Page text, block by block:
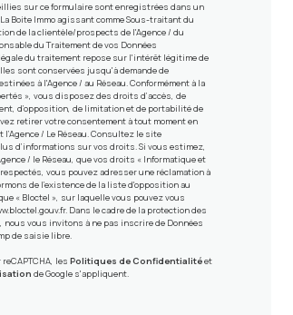
sur ce formulaire sont enregistrées dans un
Boite Immo agissant comme Sous-traitant du
de la clientèle/prospects de l'Agence / du
du Traitement de vos Données
du traitement repose sur l'intérêt légitime de
sont conservées jusqu'à demande de
à l'Agence / au Réseau. Conformément à la
», vous disposez des droits d’accès, de
d’opposition, de limitation et de portabilité de
retirer votre consentement à tout moment en
/ Le Réseau. Consultez le site
d’informations sur vos droits. Si vous estimez,
/ le Réseau, que vos droits « Informatique et
vous pouvez adresser une réclamation à
de l’existence de la liste d'opposition au
« Bloctel », sur laquelle vous pouvez vous
. Dans le cadre de la protection des
nous vous invitons à ne pas inscrire de Données
de saisie libre.
les Politiques de Confidentialitéet
de Google s'appliquent.